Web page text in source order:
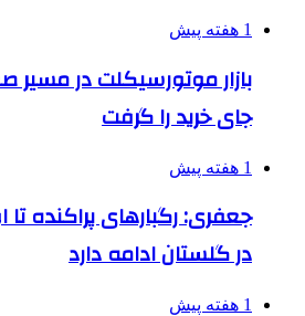
1 هفته پیش
بازار موتورسیکلت در مسیر
جای خرید را گرفت
1 هفته پیش
جعفری: رگبارهای پراکنده
در گلستان ادامه دارد
1 هفته پیش